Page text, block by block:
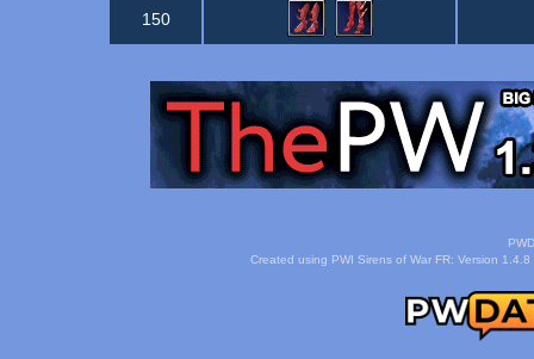
150
Created using PWI Sirens of War FR: Version